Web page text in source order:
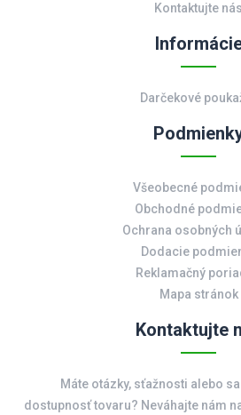
Kontaktujte nás
Darčekové
Všeobecné
Obchodné
Ochrana osobných
Dodacie
Reklamačný
Mapa stránok
Kontaktujte
Máte otázky, sťažnosti alebo
dostupnosť tovaru? Neváhajte nám